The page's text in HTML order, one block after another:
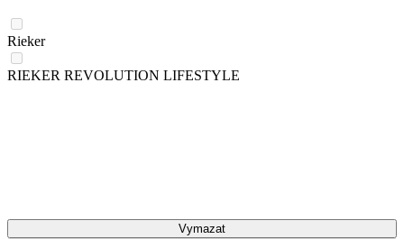
Rieker
RIEKER REVOLUTION LIFESTYLE
Vymazat